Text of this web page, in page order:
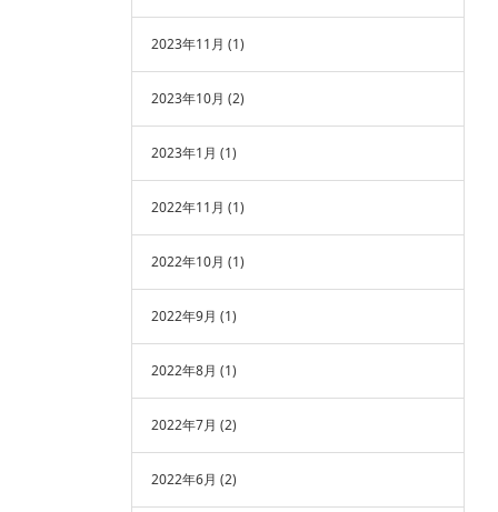
2023年11月 (1)
2023年10月 (2)
2023年1月 (1)
2022年11月 (1)
2022年10月 (1)
2022年9月 (1)
2022年8月 (1)
2022年7月 (2)
2022年6月 (2)